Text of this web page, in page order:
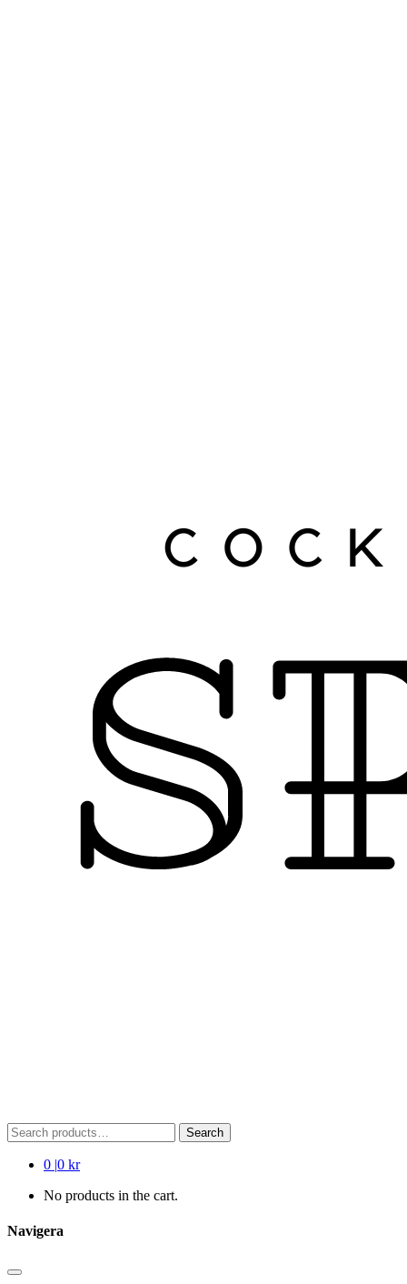
Search
for:
Search
0 |0 kr
No products in the cart.
Navigera